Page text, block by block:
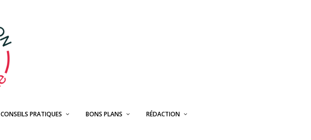
CONSEILS PRATIQUES BONS PLANS RÉDACTION